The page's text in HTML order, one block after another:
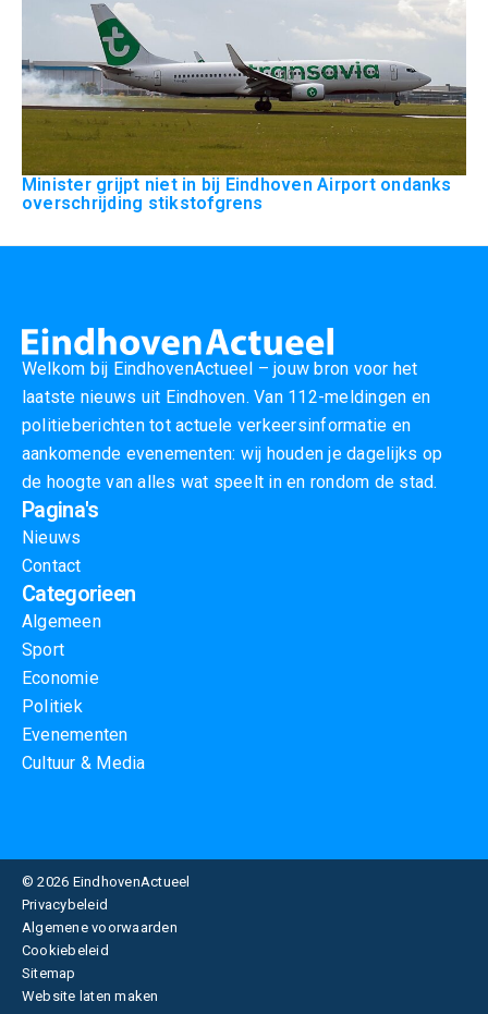
Minister grijpt niet in bij Eindhoven Airport ondanks
overschrijding stikstofgrens
Welkom bij EindhovenActueel – jouw bron voor het
laatste nieuws uit Eindhoven. Van 112-meldingen en
politieberichten tot actuele verkeersinformatie en
aankomende evenementen: wij houden je dagelijks op
de hoogte van alles wat speelt in en rondom de stad.
Pagina's
Nieuws
Contact
Categorieen
Algemeen
Sport
Economie
Politiek
Evenementen
Cultuur & Media
© 2026 EindhovenActueel
Privacybeleid
Algemene voorwaarden
Cookiebeleid
Sitemap
Website laten maken